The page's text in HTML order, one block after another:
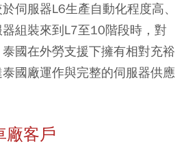
伺服器L6生產自動化程度高、
組裝來到L7至10階段時，對
國在外勞支援下擁有相對充裕
國廠運作與完整的伺服器供應
廠客戶